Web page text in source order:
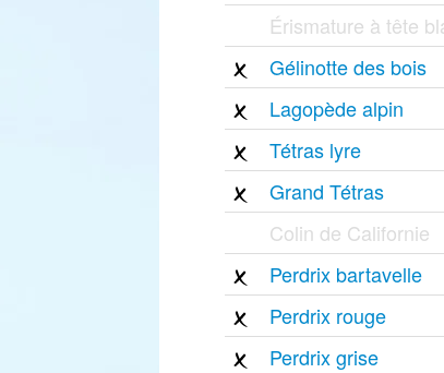
Érismature à tête
Gélinotte des bois
Lagopède alpin
Tétras lyre
Grand Tétras
Colin de Californie
Perdrix bartavelle
Perdrix rouge
Perdrix grise